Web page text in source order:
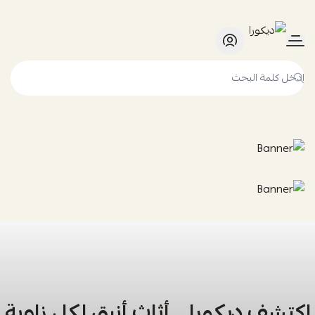
ديكورا